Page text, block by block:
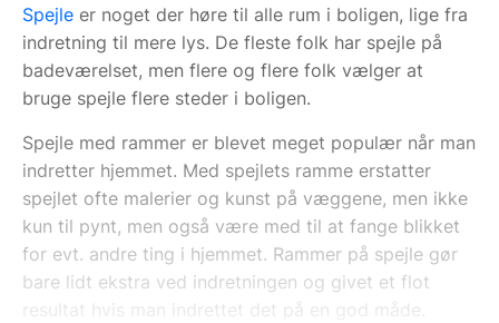
Spejle er noget der høre til alle rum i boligen, lige fra
indretning til mere lys. De fleste folk har spejle på
badeværelset, men flere og flere folk vælger at
bruge spejle flere steder i boligen.
Spejle med rammer er blevet meget populær når man
indretter hjemmet. Med spejlets ramme erstatter
spejlet ofte malerier og kunst på væggene, men ikke
kun til pynt, men også være med til at fange blikket
for evt. andre ting i hjemmet. Rammer på spejle gør
bare lidt ekstra ved indretningen og givet et flot
resultat hvis man indrettet det på en god måde.